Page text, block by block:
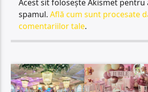
Acest sit folosește Akismet pentru
spamul.Află cum sunt procesate
comentariilor tale.